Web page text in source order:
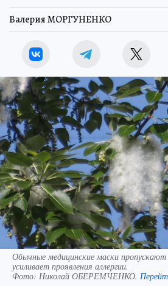
Валерия МОРГУНЕНКО
Обычные медицинские маски
усиливает проявления аллергии.
Фото: Николай ОБЕРЕМЧЕНКО.